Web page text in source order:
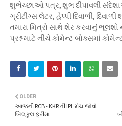
શુભેચ્છાઓ પત્ર, શુભ દીપાવલી સંદેશાઓ,
ગ્રીટીંગ્સ લેટર, હેપ્પી દિવાળી, દિવાળી
તમારા મિત્રો સાથે શેર કરવાનું
પ્રશ્ન માટે નીચે કોમેન્ટ બોક્સમાં
OLDER
આજની RCB - KKR ની IPL મેચ જોવો
બિલકુલ ફ્રીમા